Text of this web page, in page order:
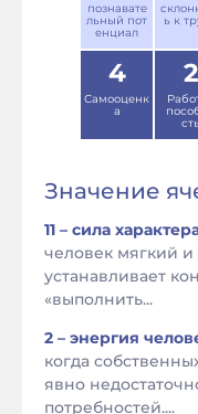
познавате
льный пот
енциал
ь к
4
Самооценк
а
2
Значение
11 – сила
человек мягкий
устанавливает
«выполнить...
2 – энергия
когда
явно
потребностей....